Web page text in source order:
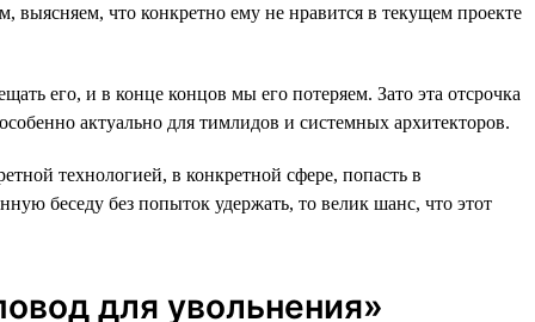
выясняем, что конкретно ему не нравится в текущем проекте
его, и в конце концов мы его потеряем. Зато эта отсрочка
актуально для тимлидов и системных архитекторов.
технологией, в конкретной сфере, попасть в
беседу без попыток удержать, то велик шанс, что этот
для увольнения»